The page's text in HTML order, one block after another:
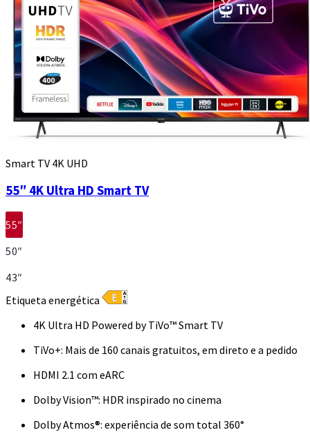
Smart TV 4K UHD
55″ 4K Ultra HD Smart TV
55″
50″
43″
Etiqueta energética
4K Ultra HD Powered by TiVo™ Smart TV
TiVo+: Mais de 160 canais gratuitos, em direto e a pedido
HDMI 2.1 com eARC
Dolby Vision™: HDR inspirado no cinema
Dolby Atmos®: experiência de som total 360°